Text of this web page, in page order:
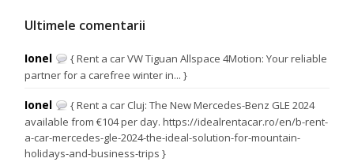
Ultimele comentarii
Ionel
{ Rent a car VW Tiguan Allspace 4Motion: Your reliable
partner for a carefree winter in... }
Ionel
{ Rent a car Cluj: The New Mercedes-Benz GLE 2024
available from €104 per day. https://idealrentacar.ro/en/b-rent-
a-car-mercedes-gle-2024-the-ideal-solution-for-mountain-
holidays-and-business-trips }